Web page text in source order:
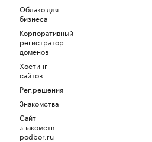
Облако для
бизнеса
Корпоративный
регистратор
доменов
Хостинг
сайтов
Рег.решения
Знакомства
Сайт
знакомств
podbor.ru